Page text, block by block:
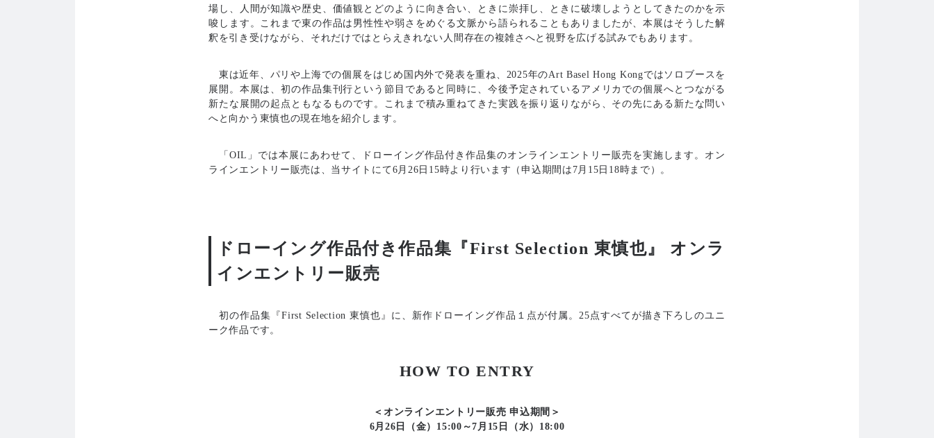
場し、人間が知識や歴史、価値観とどのように向き合い、ときに崇拝し、ときに破壊しようとしてきたのかを示
唆します。これまで東の作品は男性性や弱さをめぐる文脈から語られることもありましたが、本展はそうした解
釈を引き受けながら、それだけではとらえきれない人間存在の複雑さへと視野を広げる試みでもあります。
東は近年、パリや上海での個展をはじめ国内外で発表を重ね、2025年のArt Basel Hong Kongではソロブースを
展開。本展は、初の作品集刊行という節目であると同時に、今後予定されているアメリカでの個展へとつながる
新たな展開の起点ともなるものです。これまで積み重ねてきた実践を振り返りながら、その先にある新たな問い
へと向かう東慎也の現在地を紹介します。
「OIL」では本展にあわせて、ドローイング作品付き作品集のオンラインエントリー販売を実施します。オン
ラインエントリー販売は、当サイトにて6月26日15時より行います（申込期間は7月15日18時まで）。
ドローイング作品付き作品集『First Selection 東慎也』 オンラ
インエントリー販売
初の作品集『First Selection 東慎也』に、新作ドローイング作品１点が付属。25点すべてが描き下ろしのユニ
ーク作品です。
HOW TO ENTRY
＜オンラインエントリー販売 申込期間＞
6月26日（金）15:00～7月15日（水）18:00